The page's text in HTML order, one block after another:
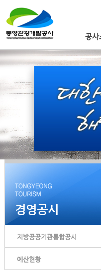
지방공공기관통합공시
예산현황